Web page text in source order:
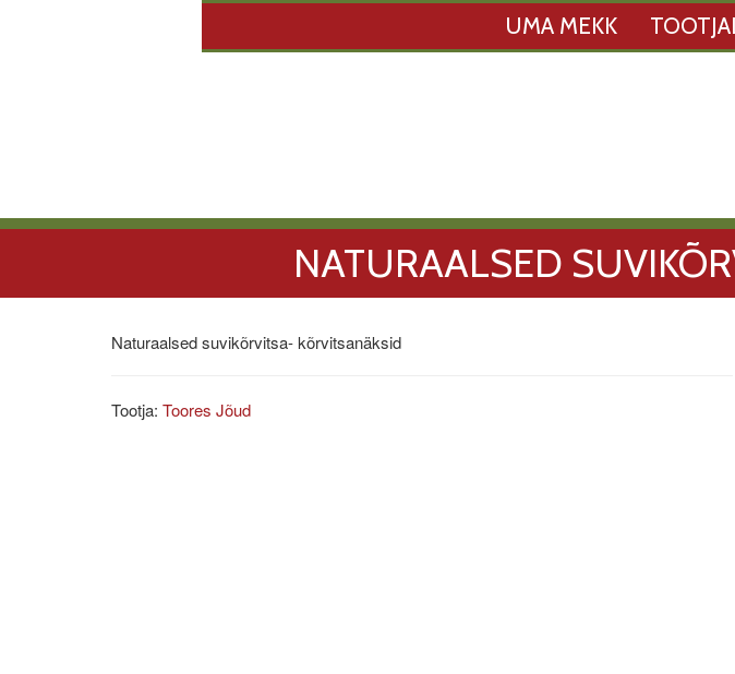
UMA MEKK
NATURAALSED
Naturaalsed suvikõrvitsa- kõrvitsanäksid
Tootja: Toores Jõud